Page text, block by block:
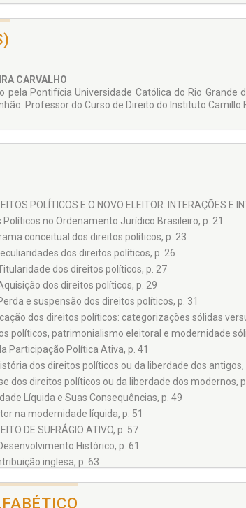
CARVALHO
pela Pontifícia Universidade Católica do Rio Grande
Professor do Curso de Direito do Instituto Camillo
POLÍTICOS E O NOVO ELEITOR: INTERAÇÕES E
Políticos no Ordenamento Jurídico Brasileiro, p. 21
conceitual dos direitos políticos, p. 23
dos direitos políticos, p. 26
dos direitos políticos, p. 27
dos direitos políticos, p. 29
e suspensão dos direitos políticos, p. 31
dos direitos políticos: categorizações sólidas
políticos, patrimonialismo eleitoral e modernidade
Participação Política Ativa, p. 41
dos direitos políticos ou da liberdade dos antigos,
dos direitos políticos ou da liberdade dos modernos,
Líquida e Suas Consequências, p. 49
na modernidade líquida, p. 51
DE SUFRÁGIO ATIVO, p. 57
Histórico, p. 61
inglesa, p. 63
francesa, p. 70